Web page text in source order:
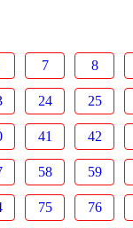
7 8
24 25
41 42
58 59
75 76